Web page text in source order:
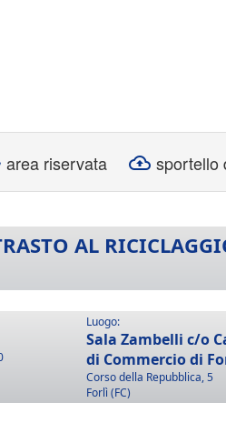
area riservata sportello
AL
Luogo:
Sala Zambelli c/o
di Commercio di
Corso della Repubblica, 5
Forlì (FC)